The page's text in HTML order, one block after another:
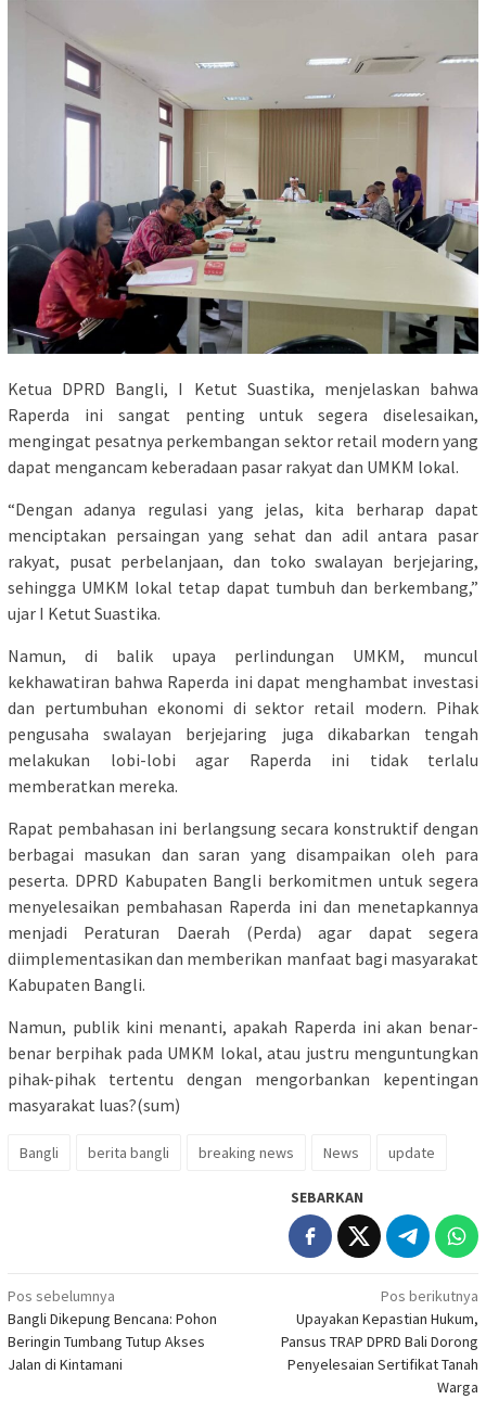
Ketua DPRD Bangli, I Ketut Suastika, menjelaskan bahwa
Raperda ini sangat penting untuk segera diselesaikan,
mengingat pesatnya perkembangan sektor retail modern yang
dapat mengancam keberadaan pasar rakyat dan UMKM lokal.
“Dengan adanya regulasi yang jelas, kita berharap dapat
menciptakan persaingan yang sehat dan adil antara pasar
rakyat, pusat perbelanjaan, dan toko swalayan berjejaring,
sehingga UMKM lokal tetap dapat tumbuh dan berkembang,”
ujar I Ketut Suastika.
Namun, di balik upaya perlindungan UMKM, muncul
kekhawatiran bahwa Raperda ini dapat menghambat investasi
dan pertumbuhan ekonomi di sektor retail modern. Pihak
pengusaha swalayan berjejaring juga dikabarkan tengah
melakukan lobi-lobi agar Raperda ini tidak terlalu
memberatkan mereka.
Rapat pembahasan ini berlangsung secara konstruktif dengan
berbagai masukan dan saran yang disampaikan oleh para
peserta. DPRD Kabupaten Bangli berkomitmen untuk segera
menyelesaikan pembahasan Raperda ini dan menetapkannya
menjadi Peraturan Daerah (Perda) agar dapat segera
diimplementasikan dan memberikan manfaat bagi masyarakat
Kabupaten Bangli.
Namun, publik kini menanti, apakah Raperda ini akan benar-
benar berpihak pada UMKM lokal, atau justru menguntungkan
pihak-pihak tertentu dengan mengorbankan kepentingan
masyarakat luas?(sum)
Bangli berita bangli breaking news News update
SEBARKAN
Navigasi
pos
Pos sebelumnya
Bangli Dikepung Bencana: Pohon
Beringin Tumbang Tutup Akses
Jalan di Kintamani
Pos berikutnya
Upayakan Kepastian Hukum,
Pansus TRAP DPRD Bali Dorong
Penyelesaian Sertifikat Tanah
Warga